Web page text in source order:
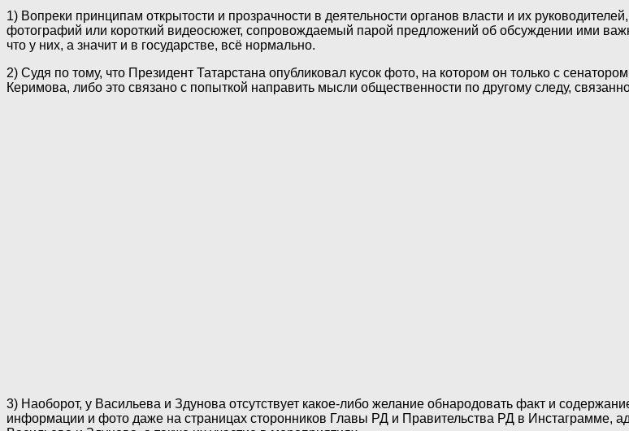
1) Вопреки принципам открытости и прозрачности в деятельности органов власти и их
фотографий или короткий видеосюжет, сопровождаемый парой предложений об обсуждении ими
что у них, а значит и в государстве, всё нормально.
2) Судя по тому, что Президент Татарстана опубликовал кусок фото, на котором он только с
Керимова, либо это связано с попыткой направить мысли общественности по другому следу,
3) Наоборот, у Васильева и Здунова отсутствует какое-либо желание обнародовать факт и
информации и фото даже на страницах сторонников Главы РД и Правительства РД в Инстаграмме,